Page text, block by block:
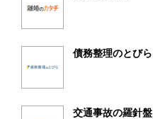
債務整理のとびら
交通事故の羅針盤